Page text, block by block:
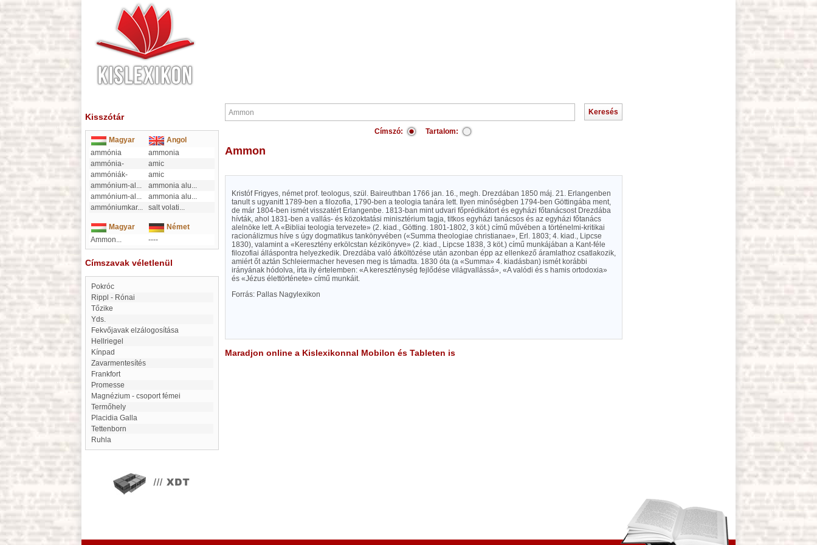
Kisszótár
Magyar
Angol
ammónia
ammonia
ammónia-
amic
ammóniák-
amic
ammónium-al ... ammonia alu...
ammónium-al ... ammonia alu...
ammóniumkar... salt volati...
Magyar
Német
Ammon...
----
Címszavak véletlenül
Pokróc
Rippl - Rónai
Tőzike
Yds.
Fekvőjavak elzálogosítása
Hellriegel
Kínpad
zavarmentesítés
Frankfort
Promesse
Magnézium - csoport fémei
Termőhely
Placidia Galla
Tettenborn
Ruhla
Címszó: Tartalom:
Ammon
Kristóf Frigyes, német prof. teologus, szül. Baireuthban 1766 jan. 16., megh. Drezdában 1850 máj. 21. Erlangenben
tanult s ugyanitt 1789-ben a filozofia, 1790-ben a teologia tanára lett. Ilyen minőségben 1794-ben Göttingába ment,
de már 1804-ben ismét visszatért Erlangenbe. 1813-ban mint udvari főprédikátort és egyházi főtanácsost Drezdába
hívták, ahol 1831-ben a vallás- és közoktatási minisztérium tagja, titkos egyházi tanácsos és az egyházi főtanács
alelnöke lett. A «Bibliai teologia tervezete» (2. kiad., Götting. 1801-1802, 3 köt.) című művében a történelmi-kritikai
racionálizmus híve s úgy dogmatikus tankönyvében («Summa theologiae christianae», Erl. 1803; 4. kiad., Lipcse
1830), valamint a «Keresztény erkölcstan kézikönyve» (2. kiad., Lipcse 1838, 3 köt.) című munkájában a Kant-féle
filozofiai álláspontra helyezkedik. Drezdába való átköltözése után azonban épp az ellenkező áramlathoz csatlakozik,
amiért őt aztán Schleiermacher hevesen meg is támadta. 1830 óta (a «Summa» 4. kiadásban) ismét korábbi
irányának hódolva, írta ily értelemben: «A kereszténység fejlődése világvallássá», «A valódi és s hamis ortodoxia»
és «Jézus élettörténete» című munkáit.
Forrás: Pallas Nagylexikon
Maradjon online a Kislexikonnal Mobilon és Tableten is